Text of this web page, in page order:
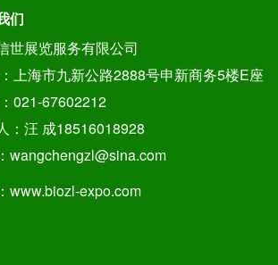
们
世展览服务有限公司
上海市九新公路2888号申新商务5楼E座
021-67602212
：汪 成18516018928
wangchengzl@sina.com
www.biozl-expo.com